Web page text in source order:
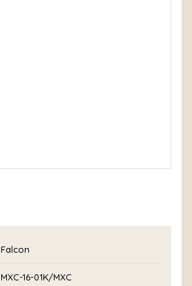
Falcon
MXC-16-01K/MXC